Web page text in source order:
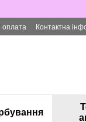
оплата Контактна